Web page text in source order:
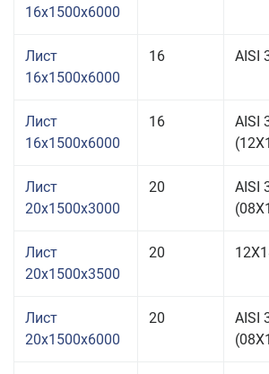
16x1500x6000
Лист
16x1500x6000
16 AISI
Лист
16x1500x6000
16
AISI
Лист
20x1500x3000
20
AISI
Лист
20x1500x3500
20
Лист
20x1500x6000
20
AISI